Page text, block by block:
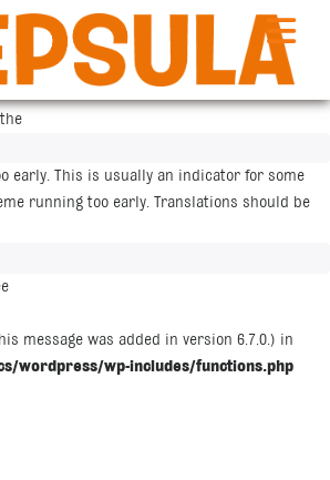
was called
early. This is usually an indicator for some
running too early. Translations should be
message was added in version 6.7.0.) in
wordpress/wp-includes/functions.php